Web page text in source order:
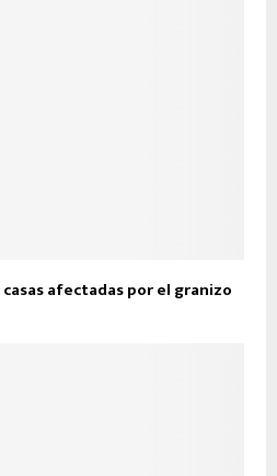
afectadas por el granizo